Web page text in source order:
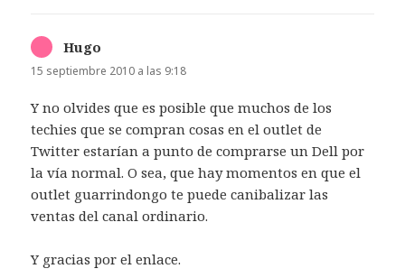
Hugo
15 septiembre 2010 a las 9:18
Y no olvides que es posible que muchos de los
techies que se compran cosas en el outlet de
Twitter estarían a punto de comprarse un Dell por
la vía normal. O sea, que hay momentos en que el
outlet guarrindongo te puede canibalizar las
ventas del canal ordinario.
Y gracias por el enlace.